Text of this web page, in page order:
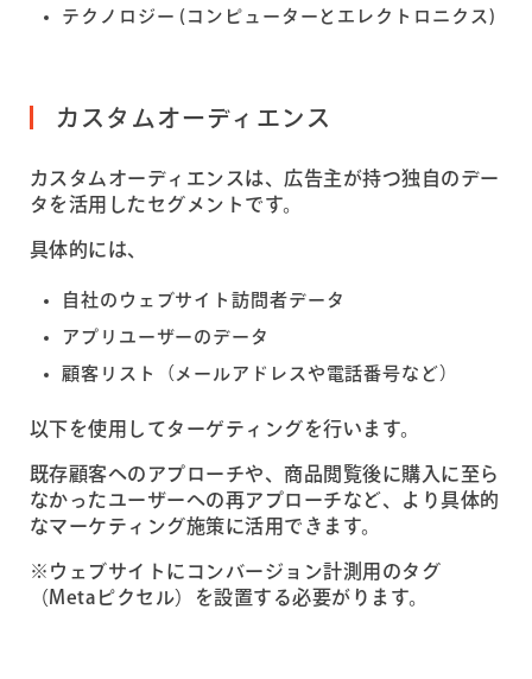
テクノロジー (コンピューターとエレクトロニクス)
カスタムオーディエンス
カスタムオーディエンスは、広告主が持つ独自のデー
タを活用したセグメントです。
具体的には、
自社のウェブサイト訪問者データ
アプリユーザーのデータ
顧客リスト（メールアドレスや電話番号など）
以下を使用してターゲティングを行います。
既存顧客へのアプローチや、商品閲覧後に購入に至ら
なかったユーザーへの再アプローチなど、より具体的
なマーケティング施策に活用できます。
※ウェブサイトにコンバージョン計測用のタグ
（Metaピクセル）を設置する必要がります。